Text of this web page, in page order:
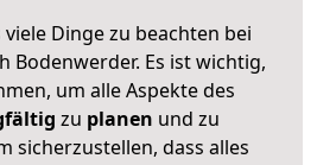
Dinge zu beachten bei
Bodenwerder. Es ist wichtig,
um alle Aspekte des
zu planen und zu
sicherzustellen, dass alles